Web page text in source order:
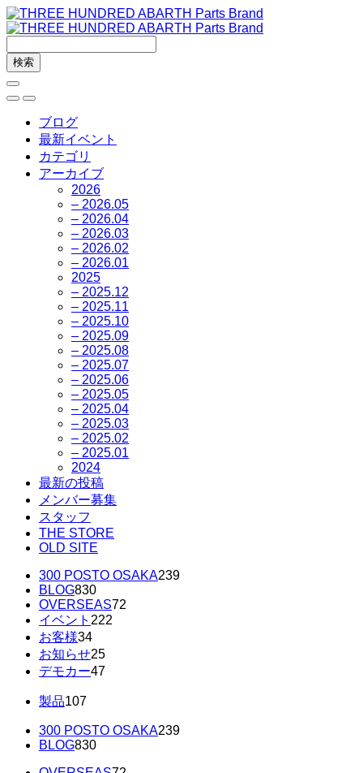
ブログ
最新イベント
カテゴリ
アーカイブ
2026
– 2026.05
– 2026.04
– 2026.03
– 2026.02
– 2026.01
2025
– 2025.12
– 2025.11
– 2025.10
– 2025.09
– 2025.08
– 2025.07
– 2025.06
– 2025.05
– 2025.04
– 2025.03
– 2025.02
– 2025.01
2024
最新の投稿
メンバー募集
スタッフ
THE STORE
OLD SITE
300 POSTO OSAKA239
BLOG830
OVERSEAS72
イベント 222
お客様34
お知らせ25
デモカー47
製品107
300 POSTO OSAKA239
BLOG830